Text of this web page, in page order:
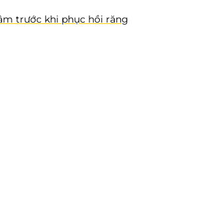
trước khi phục hồi răng